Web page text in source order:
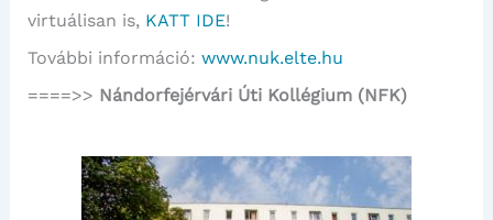
virtuálisan is, KATT IDE!
További információ: www.nuk.elte.hu
====>> Nándorfejérvári Úti Kollégium (NFK)